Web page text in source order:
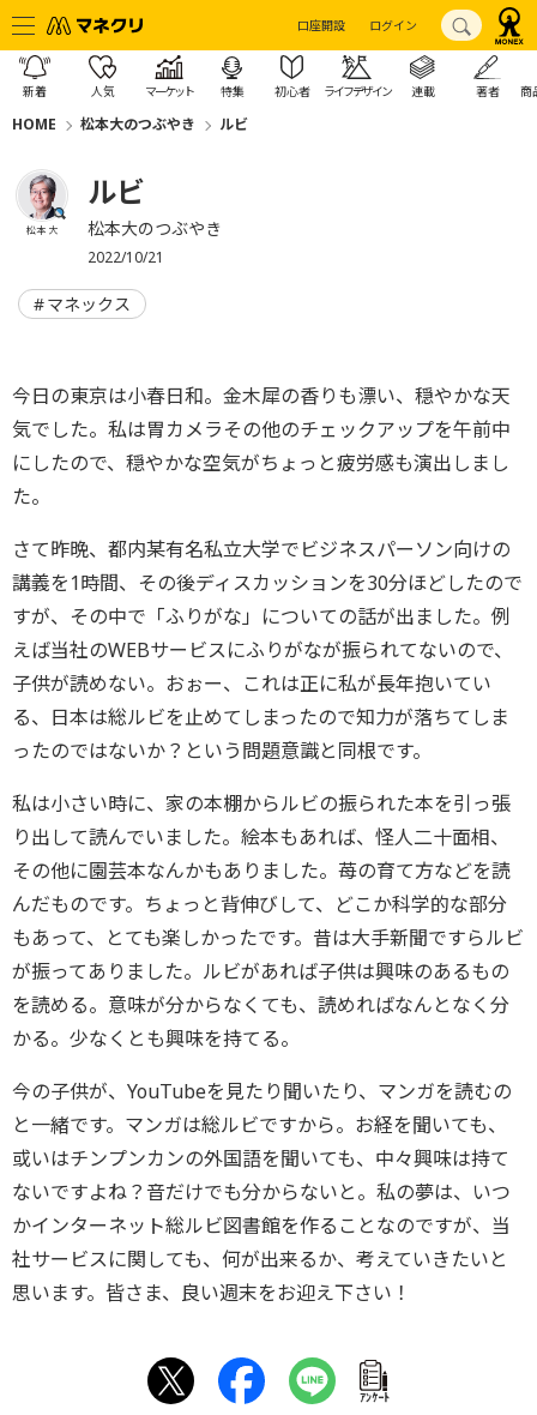
口座開設 ログイン
新着 人気 マーケット 特集 初心者 ライフデザイン 連載 著者 商
HOME 松本大のつぶやき ルビ
松本 大
ルビ
松本大のつぶやき
2022/10/21
マネックス
今日の東京は小春日和。金木犀の香りも漂い、穏やかな天
気でした。私は胃カメラその他のチェックアップを午前中
にしたので、穏やかな空気がちょっと疲労感も演出しまし
た。
さて昨晩、都内某有名私立大学でビジネスパーソン向けの
講義を1時間、その後ディスカッションを30分ほどしたので
すが、その中で「ふりがな」についての話が出ました。例
えば当社のWEBサービスにふりがなが振られてないので、
子供が読めない。おぉー、これは正に私が長年抱いてい
る、日本は総ルビを止めてしまったので知力が落ちてしま
ったのではないか？という問題意識と同根です。
私は小さい時に、家の本棚からルビの振られた本を引っ張
り出して読んでいました。絵本もあれば、怪人二十面相、
その他に園芸本なんかもありました。苺の育て方などを読
んだものです。ちょっと背伸びして、どこか科学的な部分
もあって、とても楽しかったです。昔は大手新聞ですらルビ
が振ってありました。ルビがあれば子供は興味のあるもの
を読める。意味が分からなくても、読めればなんとなく分
かる。少なくとも興味を持てる。
今の子供が、YouTubeを見たり聞いたり、マンガを読むの
と一緒です。マンガは総ルビですから。お経を聞いても、
或いはチンプンカンの外国語を聞いても、中々興味は持て
ないですよね？音だけでも分からないと。私の夢は、いつ
かインターネット総ルビ図書館を作ることなのですが、当
社サービスに関しても、何が出来るか、考えていきたいと
思います。皆さま、良い週末をお迎え下さい！
ｱﾝｹｰﾄ